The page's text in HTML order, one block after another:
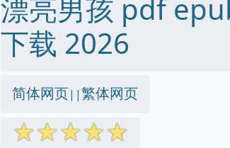
漂亮男孩 pdf
下载 2026
简体网页||繁体网页
☆☆☆☆☆